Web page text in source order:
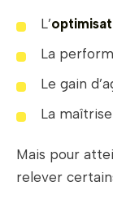
L’
La
Le gain
La
Mais pour
relever